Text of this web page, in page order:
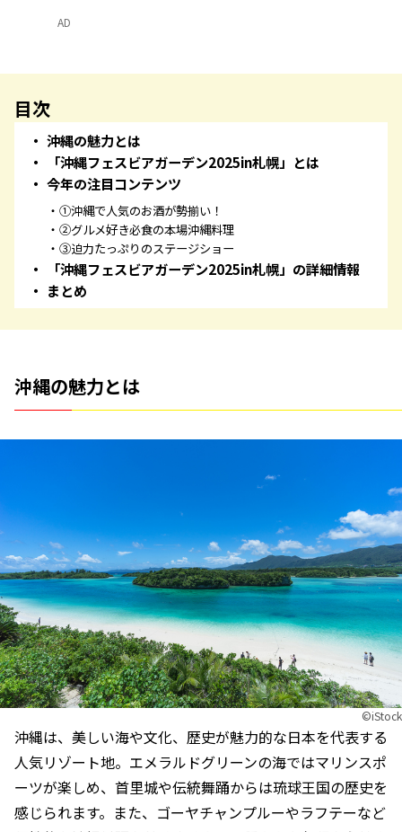
AD
目次
沖縄の魅力とは
「沖縄フェスビアガーデン2025in札幌」とは
今年の注目コンテンツ
①沖縄で人気のお酒が勢揃い！
②グルメ好き必食の本場沖縄料理
③迫力たっぷりのステージショー
「沖縄フェスビアガーデン2025in札幌」の詳細情報
まとめ
沖縄の魅力とは
©︎iStock
沖縄は、美しい海や文化、歴史が魅力的な日本を代表する
人気リゾート地。エメラルドグリーンの海ではマリンスポ
ーツが楽しめ、首里城や伝統舞踊からは琉球王国の歴史を
感じられます。また、ゴーヤチャンプルーやラフテーなど